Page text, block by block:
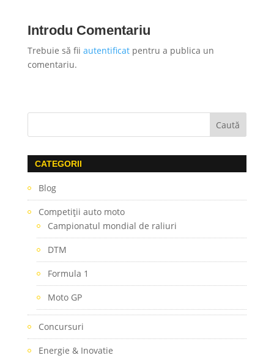
Introdu Comentariu
Trebuie să fii autentificatpentru a publica un
comentariu.
CATEGORII
Blog
Competiţii auto moto
Campionatul mondial de raliuri
DTM
Formula 1
Moto GP
Concursuri
Energie & Inovatie